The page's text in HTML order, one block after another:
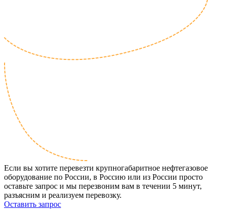
Если вы хотите перевезти крупногабаритное нефтегазовое
оборудование по России, в Россию или из России просто
оставьте запрос и мы перезвоним вам в течении 5 минут,
разъясним и реализуем перевозку.
Оставить запрос